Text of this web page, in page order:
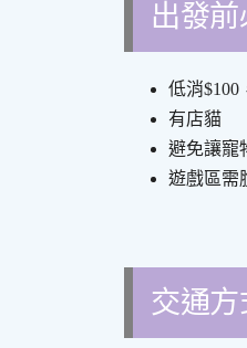
出發
低消$100
有店貓
避免讓寵
遊戲區需
交通